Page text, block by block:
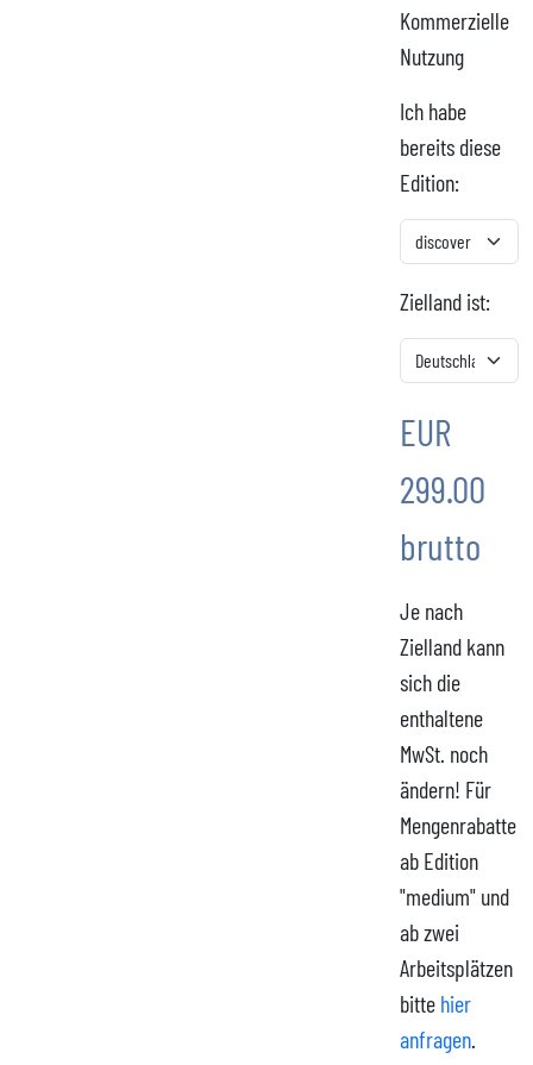
Kommerzielle
Nutzung
Ich habe
bereits diese
Edition:
Zielland ist:
EUR
299.00
brutto
Je nach
Zielland kann
sich die
enthaltene
MwSt. noch
ändern! Für
Mengenrabatte
ab Edition
"medium" und
ab zwei
Arbeitsplätzen
bitte hier
anfragen.